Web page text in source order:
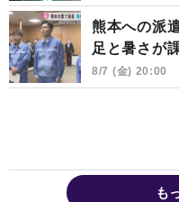
熊本への派
足と暑さが
8/7 (金) 20:00
も